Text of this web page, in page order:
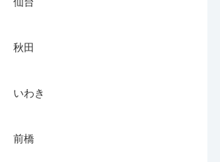
秋田
いわき
前橋